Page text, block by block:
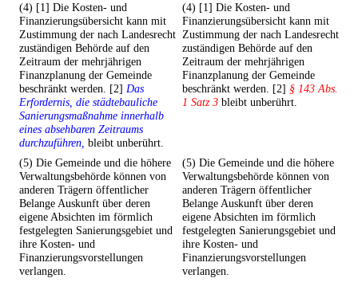
(4) [1] Die Kosten- und
Finanzierungsübersicht kann mit
Zustimmung der nach Landesrecht
zuständigen Behörde auf den
Zeitraum der mehrjährigen
Finanzplanung der Gemeinde
beschränkt werden. [2] Das
Erfordernis, die städtebauliche
Sanierungsmaßnahme innerhalb
eines absehbaren Zeitraums
durchzuführen, bleibt unberührt.
(4) [1] Die Kosten- und
Finanzierungsübersicht kann mit
Zustimmung der nach Landesrecht
zuständigen Behörde auf den
Zeitraum der mehrjährigen
Finanzplanung der Gemeinde
beschränkt werden. [2] § 143 Abs.
1 Satz 3 bleibt unberührt.
(5) Die Gemeinde und die höhere
Verwaltungsbehörde können von
anderen Trägern öffentlicher
Belange Auskunft über deren
eigene Absichten im förmlich
festgelegten Sanierungsgebiet und
ihre Kosten- und
Finanzierungsvorstellungen
verlangen.
(5) Die Gemeinde und die höhere
Verwaltungsbehörde können von
anderen Trägern öffentlicher
Belange Auskunft über deren
eigene Absichten im förmlich
festgelegten Sanierungsgebiet und
ihre Kosten- und
Finanzierungsvorstellungen
verlangen.